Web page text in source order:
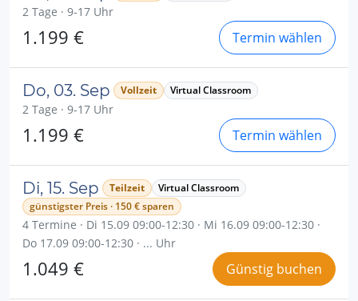
2 Tage · 9-17 Uhr
1.199 € Termin wählen
Do, 03. Sep Vollzeit Virtual Classroom
2 Tage · 9-17 Uhr
1.199 € Termin wählen
Di, 15. Sep Teilzeit
Virtual Classroom
günstigster Preis · 150 € sparen
4 Termine · Di 15.09 09:00-12:30 · Mi 16.09 09:00-12:30 ·
Do 17.09 09:00-12:30 · ... Uhr
1.049 € Günstig buchen